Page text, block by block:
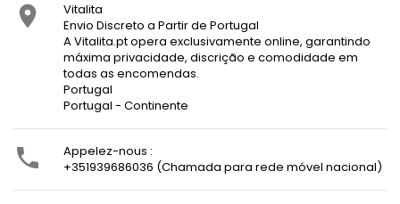

Vitalita
Envio Discreto a Partir de Portugal
A Vitalita.pt opera exclusivamente online, garantindo
máxima privacidade, discrição e comodidade em
todas as encomendas.
Portugal
Portugal - Continente

Appelez-nous :
+351939686036 (Chamada para rede móvel nacional)